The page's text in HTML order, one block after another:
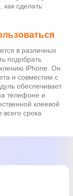
как сделать
в различных
подобрать
iPhone. Он
и совместим с
обеспечивает
телефоне и
клеевой
срока